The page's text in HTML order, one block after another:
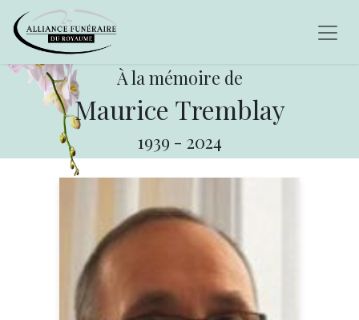
À la mémoire de
Maurice Tremblay
1939 - 2024